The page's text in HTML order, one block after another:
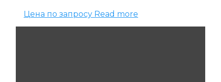
Цена по запросу Read more